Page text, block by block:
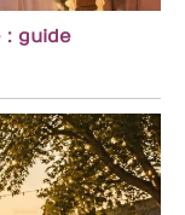
: guide